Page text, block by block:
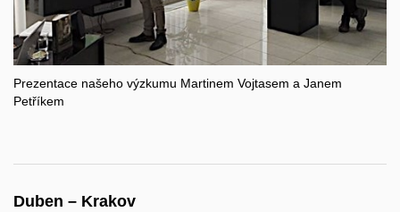
Prezentace našeho výzkumu Martinem Vojtasem a Janem
Petříkem
Duben – Krakov